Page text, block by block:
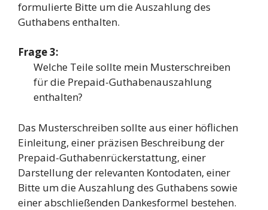
formulierte Bitte um die Auszahlung des
Guthabens enthalten.
Frage 3:
Welche Teile sollte mein Musterschreiben
für die Prepaid-Guthabenauszahlung
enthalten?
Das Musterschreiben sollte aus einer höflichen
Einleitung, einer präzisen Beschreibung der
Prepaid-Guthabenrückerstattung, einer
Darstellung der relevanten Kontodaten, einer
Bitte um die Auszahlung des Guthabens sowie
einer abschließenden Dankesformel bestehen.